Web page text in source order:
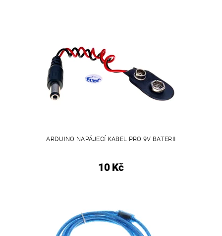
ARDUINO NAPÁJECÍ KABEL PRO 9V BATERII
10 Kč